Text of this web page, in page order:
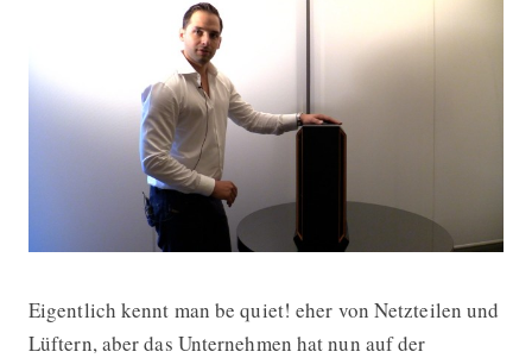
Computex: be quiet! stellt sein
Eigentlich kennt man be quiet! eher von Netzteilen und
Lüftern, aber das Unternehmen hat nun auf der